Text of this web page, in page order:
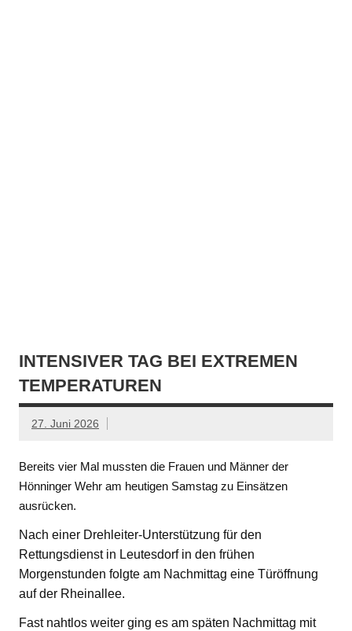
INTENSIVER TAG BEI EXTREMEN
TEMPERATUREN
27. Juni 2026
Bereits vier Mal mussten die Frauen und Männer der
Hönninger Wehr am heutigen Samstag zu Einsätzen
ausrücken.
Nach einer Drehleiter-Unterstützung für den
Rettungsdienst in Leutesdorf in den frühen
Morgenstunden folgte am Nachmittag eine Türöffnung
auf der Rheinallee.
Fast nahtlos weiter ging es am späten Nachmittag mit